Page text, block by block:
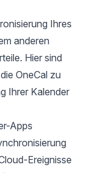
Ihres
anderen
Hier sind
OneCal zu
Ihrer Kalender
Apps
Ereignisse